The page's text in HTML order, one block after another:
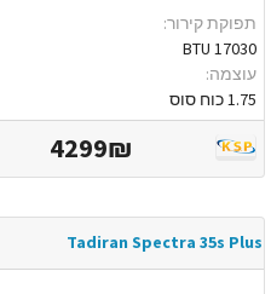
תפוקת קירור:
17030 BTU
עוצמה:
1.75 כוח סוס
4299₪
Tadiran Spectra 35s Plus